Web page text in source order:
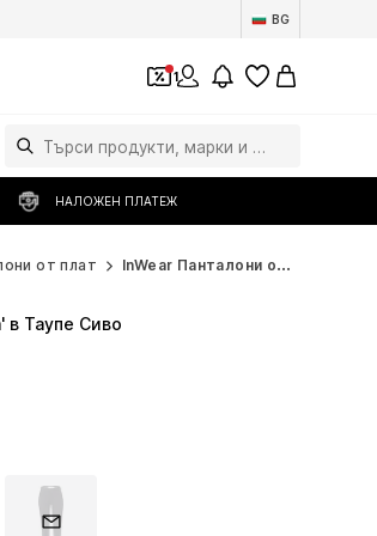
BG
1
НАЛОЖЕН ПЛАТЕЖ
от плат InWear Панталони от плат
в Таупе Сиво